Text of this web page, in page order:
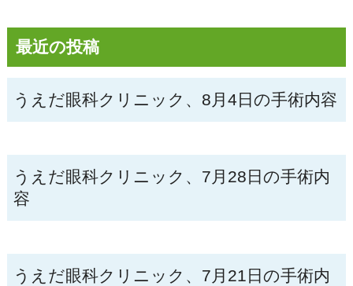
最近の投稿
うえだ眼科クリニック、8月4日の手術内容
うえだ眼科クリニック、7月28日の手術内
容
うえだ眼科クリニック、7月21日の手術内